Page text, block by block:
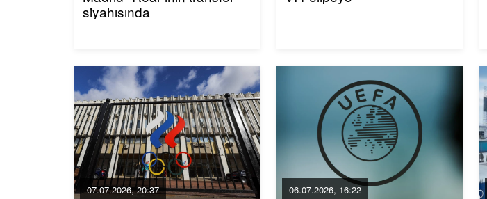
siyahısında
07.07.2026, 20:37 06.07.2026, 16:22